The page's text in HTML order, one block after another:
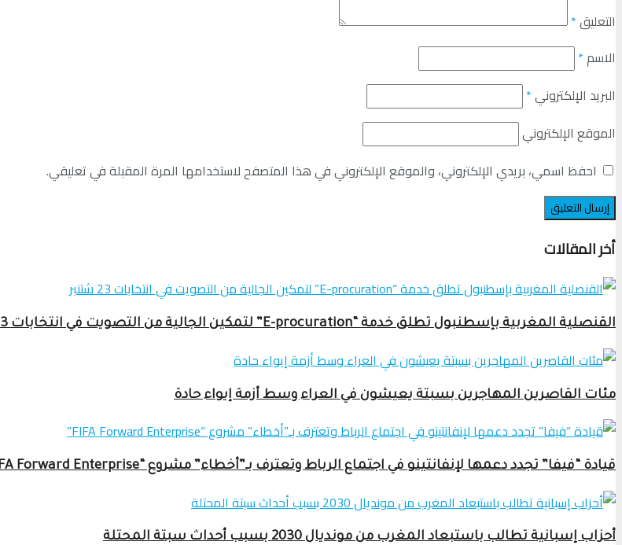
التعليق*
الاسم*
البريد الإلكتروني*
الموقع الإلكتروني
احفظ اسمي، بريدي الإلكتروني، والموقع الإلكتروني في هذا المتصفح لاستخدامها المرة المقبلة في تعليقي.
أخر المقالات
القنصلية المغربية بإسطنبول تطلق خدمة “E-procuration” لتمكين الجالية من التصويت في انتخابات 23 شتنبر
مئات القاصرين المهاجرين بسبتة يعيشون في العراء وسط أزمة إيواء حادة
قيادة “فيفا” تجدد دعمها لإنفانتينو في اجتماع الرباط وتعترف بـ”أخطاء” مشروع “FIFA Forward Enterprise”
أحزاب إسبانية تطالب باستبعاد المغرب من مونديال 2030 بسبب أحداث سبتة المحتلة